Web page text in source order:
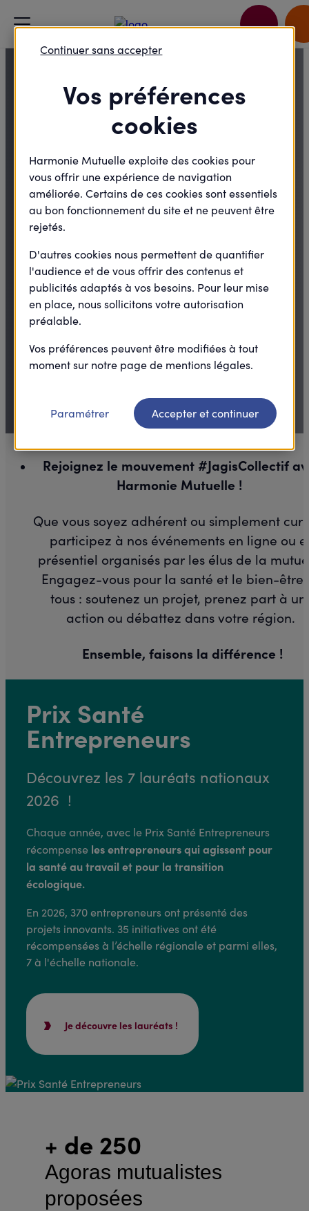
Prix santé
Découvrez les 7 lauréats
#JagisCollectif
Pour des
engagements qui
font avancer la
société
Rejoignez le mouvement #JagisCollectif
Harmonie Mutuelle !
Que vous soyez adhérent ou simplement
participez à nos événements en ligne ou
présentiel organisés par les élus de la
Engagez-vous pour la santé et le bien-être
tous : soutenez un projet, prenez part à
action ou débattez dans votre région.
Ensemble, faisons la différence !
Prix Santé
Entrepreneurs
Découvrez les 7 lauréats nationaux
2026 !
Chaque année, avec le Prix Santé Entrepreneurs
récompense les entrepreneurs qui agissent pour
la santé au travail et pour la transition
écologique.
En 2026, 370 entrepreneurs ont présenté des
projets innovants. 35 initiatives ont été
récompensées à l’échelle régionale et parmi elles,
7 à l'échelle nationale.
Je découvre les lauréats !
+ de 250
Agoras mutualistes
proposées
Vos préférences
cookies
Harmonie Mutuelle exploite des cookies pour
vous offrir une expérience de navigation
améliorée. Certains de ces cookies sont essentiels
au bon fonctionnement du site et ne peuvent être
rejetés.
D'autres cookies nous permettent de quantifier
l'audience et de vous offrir des contenus et
publicités adaptés à vos besoins. Pour leur mise
en place, nous sollicitons votre autorisation
préalable.
Vos préférences peuvent être modifiées à tout
moment sur notre page de mentions légales.
Continuer sans accepter
Paramétrer Accepter et continuer